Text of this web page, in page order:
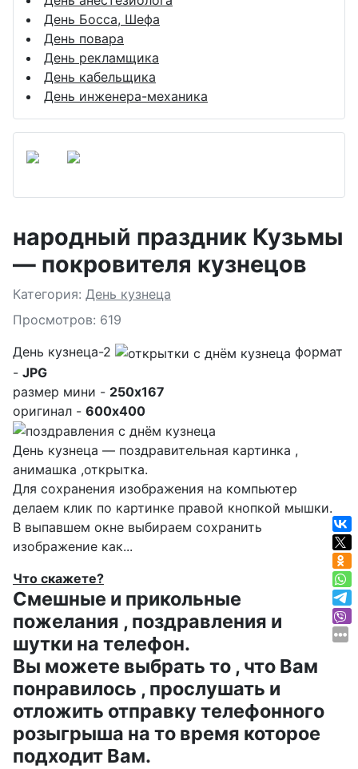
День Босса, Шефа
День повара
День рекламщика
День кабельщика
День инженера-механика
народный праздник Кузьмы
— покровителя кузнецов
Подробности
Категория: День кузнеца
Просмотров: 619
День кузнеца-2
формат
- JPG
размер мини - 250x167
оригинал - 600x400
День кузнеца — поздравительная картинка ,
анимашка ,открытка.
Для сохранения изображения на компьютер
делаем клик по картинке правой кнопкой мышки.
В выпавшем окне выбираем сохранить
изображение как...
Что скажете?
Смешные и прикольные
пожелания , поздравления и
шутки на телефон.
Вы можете выбрать то , что Вам
понравилось , прослушать и
отложить отправку телефонного
розыгрыша на то время которое
подходит Вам.